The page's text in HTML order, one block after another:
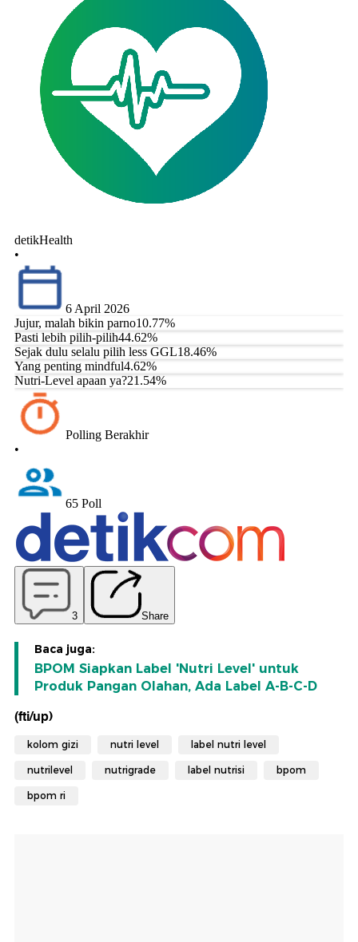
Baca juga:
BPOM Siapkan Label 'Nutri Level' untuk
Produk Pangan Olahan, Ada Label A-B-C-D
(fti/up)
kolom gizi nutri level label nutri level
nutrilevel nutrigrade label nutrisi bpom
bpom ri